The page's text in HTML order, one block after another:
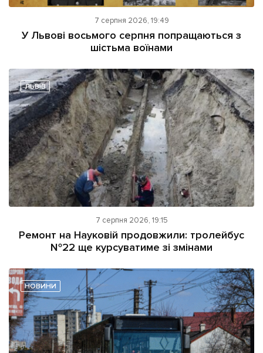
7 серпня 2026, 19:49
У Львові восьмого серпня попращаються з
шістьма воїнами
ЛЬВІВ
7 серпня 2026, 19:15
Ремонт на Науковій продовжили: тролейбус
№22 ще курсуватиме зі змінами
НОВИНИ